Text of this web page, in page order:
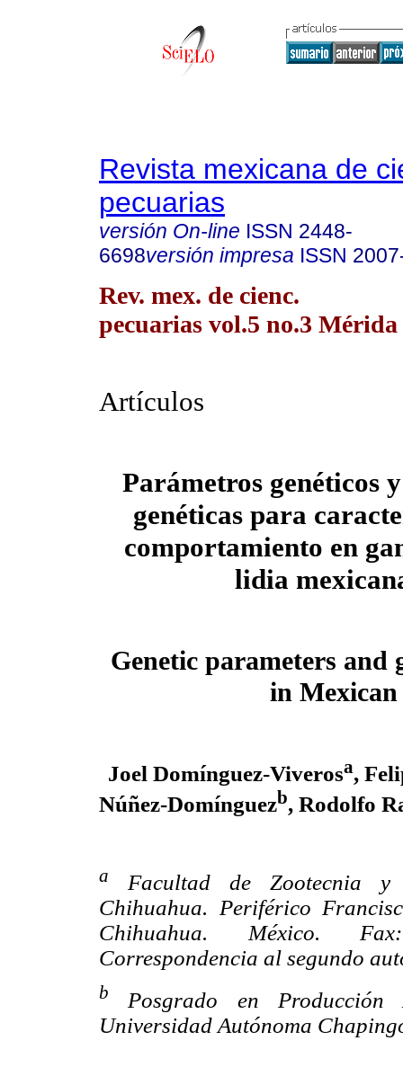
Revista mexicana de
pecuarias
versión On-line ISSN 2448-
6698versión impresa ISSN
Rev. mex. de cienc.
pecuarias vol.5 no.3
Artículos
Parámetros genéticos
genéticas para
comportamiento en
lidia
Genetic parameters
in
Joel Domínguez-Viverosa,
Núñez-Domínguezb, Rodolfo
a
Facultad de Zootecnia y
Chihuahua. Periférico
Chihuahua. México.
Correspondencia al segundo
b
Posgrado en Producción
Universidad Autónoma